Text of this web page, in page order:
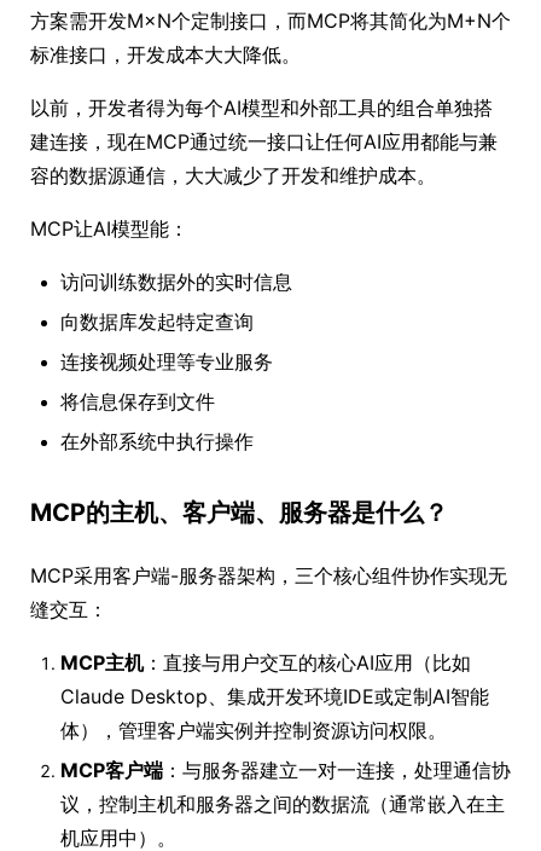
方案需开发M×N个定制接口，而MCP将其简化为M+N个
标准接口，开发成本大大降低。
以前，开发者得为每个AI模型和外部工具的组合单独搭
建连接，现在MCP通过统一接口让任何AI应用都能与兼
容的数据源通信，大大减少了开发和维护成本。
MCP让AI模型能：
访问训练数据外的实时信息
向数据库发起特定查询
连接视频处理等专业服务
将信息保存到文件
在外部系统中执行操作
MCP的主机、客户端、服务器是什么？
MCP采用客户端-服务器架构，三个核心组件协作实现无
缝交互：
MCP主机：直接与用户交互的核心AI应用（比如
Claude Desktop、集成开发环境IDE或定制AI智能
体），管理客户端实例并控制资源访问权限。
MCP客户端 ：与服务器建立一对一连接，处理通信协
议，控制主机和服务器之间的数据流（通常嵌入在主
机应用中）。